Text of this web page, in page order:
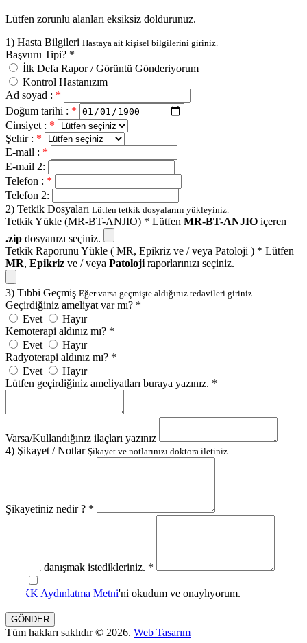
Lütfen zorunlu alanları eksiksiz doldurunuz.
1) Hasta Bilgileri Hastaya ait kişisel bilgilerini giriniz.
Başvuru Tipi? *
İlk Defa Rapor / Görüntü Gönderiyorum
Kontrol Hastanızım
Ad soyad : *
Doğum tarihi : *
Cinsiyet : *
Şehir : *
E-mail : *
E-mail 2:
Telefon : *
Telefon 2:
2) Tetkik Dosyaları Lütfen tetkik dosyalarını yükleyiniz.
Tetkik Yükle (MR-BT-ANJIO) * Lütfen MR-BT-ANJIO içeren
.zip dosyanızı seçiniz.
Tetkik Raporunu Yükle ( MR, Epikriz ve / veya Patoloji ) * Lütfen
MR, Epikriz ve / veya Patolojiraporlarınızı seçiniz.
3) Tıbbi Geçmiş Eğer varsa geçmişte aldığınız tedavileri giriniz.
Geçirdiğiniz ameliyat var mı? *
Evet
Hayır
Kemoterapi aldınız mı? *
Evet
Hayır
Radyoterapi aldınız mı? *
Evet
Hayır
Lütfen geçirdiğiniz ameliyatları buraya yazınız. *
Varsa/Kullandığınız ilaçları yazınız
4) Şikayet / Notlar Şikayet ve notlarınızı doktora iletiniz.
Şikayetiniz nedir ? *
Doktora danışmak istedikleriniz. *
KVKK Aydınlatma Metni'ni okudum ve onaylıyorum.
GÖNDER
Tüm hakları saklıdır © 2026. Web Tasarım